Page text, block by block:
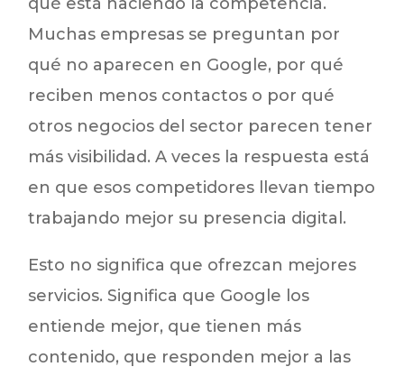
Muchas empresas se preguntan por
qué no aparecen en Google, por qué
reciben menos contactos o por qué
otros negocios del sector parecen tener
más visibilidad. A veces la respuesta está
en que esos competidores llevan tiempo
trabajando mejor su presencia digital.
Esto no significa que ofrezcan mejores
servicios. Significa que Google los
entiende mejor, que tienen más
contenido, que responden mejor a las